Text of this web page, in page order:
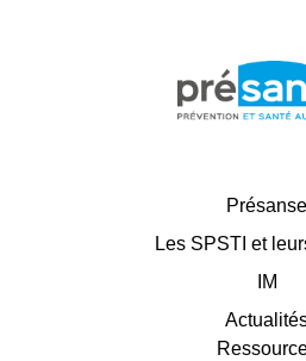
Présanse
Les SPSTI et
IM